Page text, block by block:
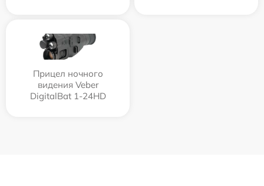
Прицел ночного
видения Veber
DigitalBat 1-24HD